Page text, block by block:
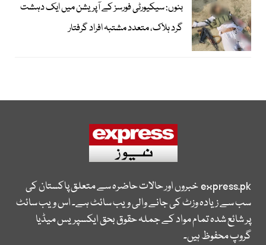
بنوں: سیکیورٹی فورسز کے آپریشن میں ایک دہشت
گرد ہلاک، متعدد مشتبہ افراد گرفتار
express.pkخبروں اور حالات حاضرہ سے متعلق پاکستان کی
سب سے زیادہ وزٹ کی جانے والی ویب سائٹ ہے۔ اس ویب سائٹ
پر شائع شدہ تمام مواد کے جملہ حقوق بحق ایکسپریس میڈیا
گروپ محفوظ ہیں۔